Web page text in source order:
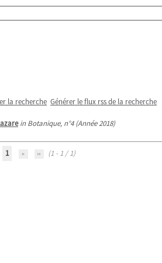
la recherche Générer le flux rss de la recherche
in Botanique, n°4 (Année 2018)
1 (1 - 1 / 1)